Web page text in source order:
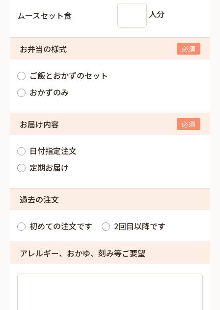
ムースセット食 人分
お弁当の様式
ご飯とおかずのセット
おかずのみ
お届け内容
日付指定注文
定期お届け
過去の注文
初めての注文です 2回目以降です
アレルギー、おかゆ、刻み等ご要望